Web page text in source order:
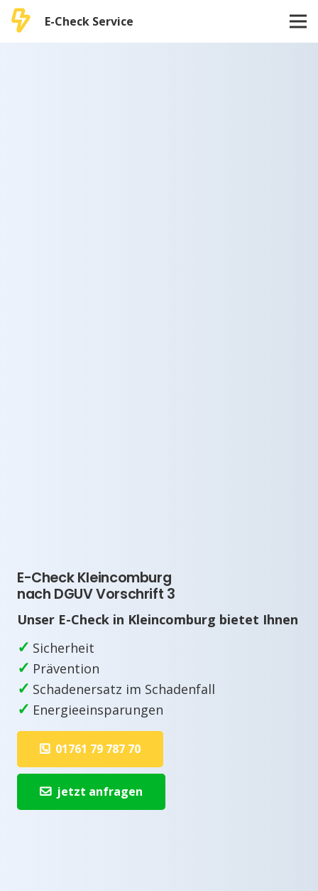
E-Check Service
E-Check Kleincomburg
nach DGUV Vorschrift 3
Unser E-Check in Kleincomburg bietet Ihnen
✓ Sicherheit
✓ Prävention
✓ Schadenersatz im Schadenfall
✓ Energieeinsparungen
01761 79 787 70
jetzt anfragen